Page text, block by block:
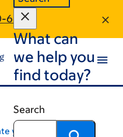
6651
What can
we help you
find today?
Search
y la comunidad